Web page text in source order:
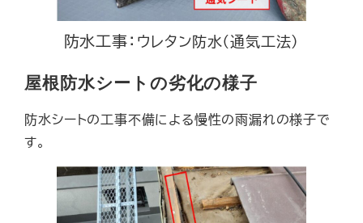
防水工事： ウレタン防水（通気工法）
屋根防水シートの劣化の様子
防水シートの工事不備による慢性の雨漏れの様子で
す。